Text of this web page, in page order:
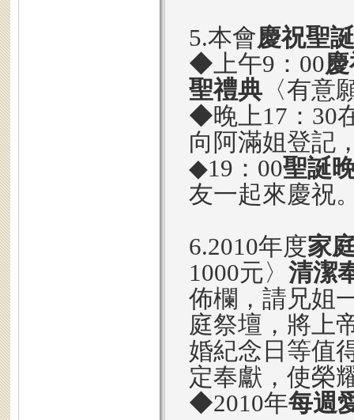
5.本會慶祝聖
◆上午9：00
聖禮典〈有意
◆晚上17：30
向阿滿姐登記
◆19：00聖誕
友一起來慶祝
6.2010年度家
1000元〉 清潔
佈欄，請兄姐
庭祭壇，將上
婚紀念日等值
定奉獻，使榮
◆2010年每週